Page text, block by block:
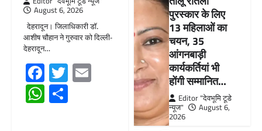
August 6, 2026
देहरादून। जिलाधिकारी डॉ.
आशीष चौहान ने गुरुवार को दिल्ली-
देहरादून…
Facebook
TwitterEmail
WhatsApp
पुरस्कार के लिए
13 महिलाओं का
चयन, 35
आंगनबाड़ी
कार्यकर्तियां भी
होंगी सम्मानित…
Editor "देवभूमि टूडे
न्यूज"
August 6,
2026